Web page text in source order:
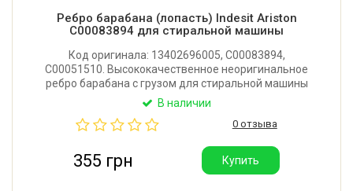
Ребро барабана (лопасть) Indesit Ariston
C00083894 для стиральной машины
Код оригинала: 13402696005, C00083894,
C00051510. Высококачественное неоригинальное
ребро барабана с грузом для стиральной машины
Indesit, Ariston с вертикальной загрузкой. Длина:
Производитель: Китай.
В наличии
0 отзыва
355 грн Купить